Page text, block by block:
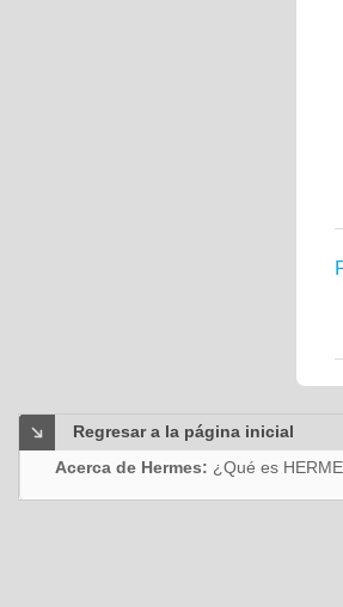
Regresar a la página inicial
Acerca de Hermes: ¿Qué es